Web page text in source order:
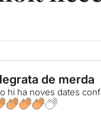
de merda
hi ha noves dates